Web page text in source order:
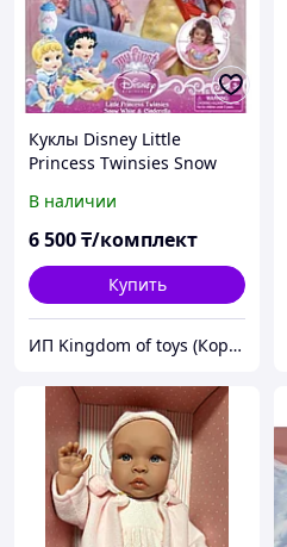
Куклы Disney Little
Princess Twinsies Snow
В наличии
6 500₸/комплект
Купить
ИП Kingdom of toys (Королевство игрушек)